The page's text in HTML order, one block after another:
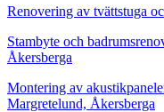
Renovering av tvättstuga
Stambyte och
Åkersberga
Montering av
Margretelund, Åkersberga